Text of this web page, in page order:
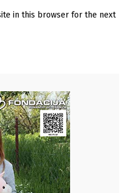
in this browser for the next